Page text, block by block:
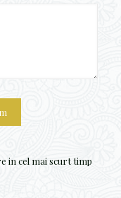
in cel mai scurt timp